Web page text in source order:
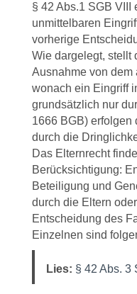
§ 42 Abs.1 SGB VIII
unmittelbaren
vorherige
Wie dargelegt, stellt
Ausnahme von dem
wonach ein Eingriff
grundsätzlich nur
1666 BGB) erfolgen
durch die
Das Elternrecht
Berücksichtigung:
Beteiligung und
durch die Eltern
Entscheidung des
Einzelnen sind
Lies: § 42 Abs. 3